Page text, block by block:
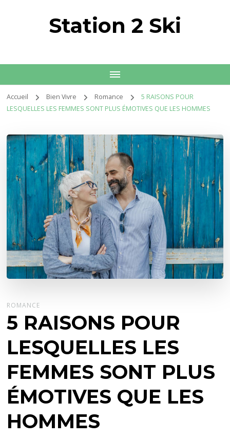
Station 2 Ski
Accueil Bien Vivre Romance
5 RAISONS POUR
LESQUELLES LES FEMMES SONT PLUS ÉMOTIVES QUE LES HOMMES
ROMANCE
5 RAISONS POUR
LESQUELLES LES
FEMMES SONT PLUS
ÉMOTIVES QUE LES
HOMMES